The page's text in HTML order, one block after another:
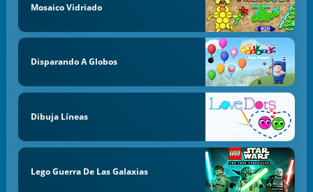
Mosaico Vidriado
Disparando A Globos
Dibuja Líneas
Lego Guerra De Las Galaxias